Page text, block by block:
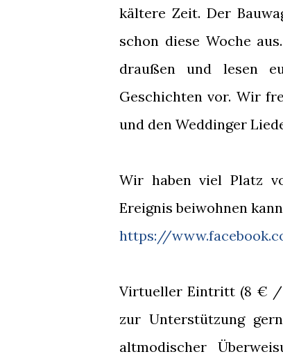
kältere Zeit. Der
schon diese Woche
draußen und lesen
Geschichten vor. Wir
und den Weddinger
Wir haben viel Platz
Ereignis beiwohnen
https://
Virtueller Eintritt (8 € /
zur Unterstützung
altmodischer